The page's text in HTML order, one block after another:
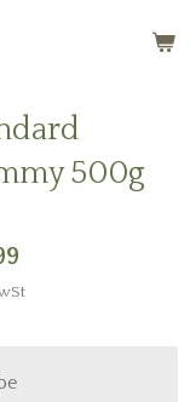
500g